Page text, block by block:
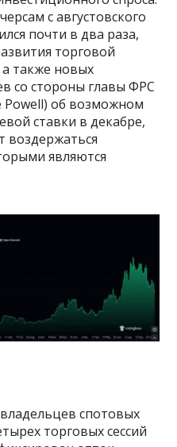
с августовского
почти в два раза,
торговой
также новых
со стороны главы ФРС
Powell) об возможном
ставки в декабре,
воздержаться
являются
спотовых
торговых сессий